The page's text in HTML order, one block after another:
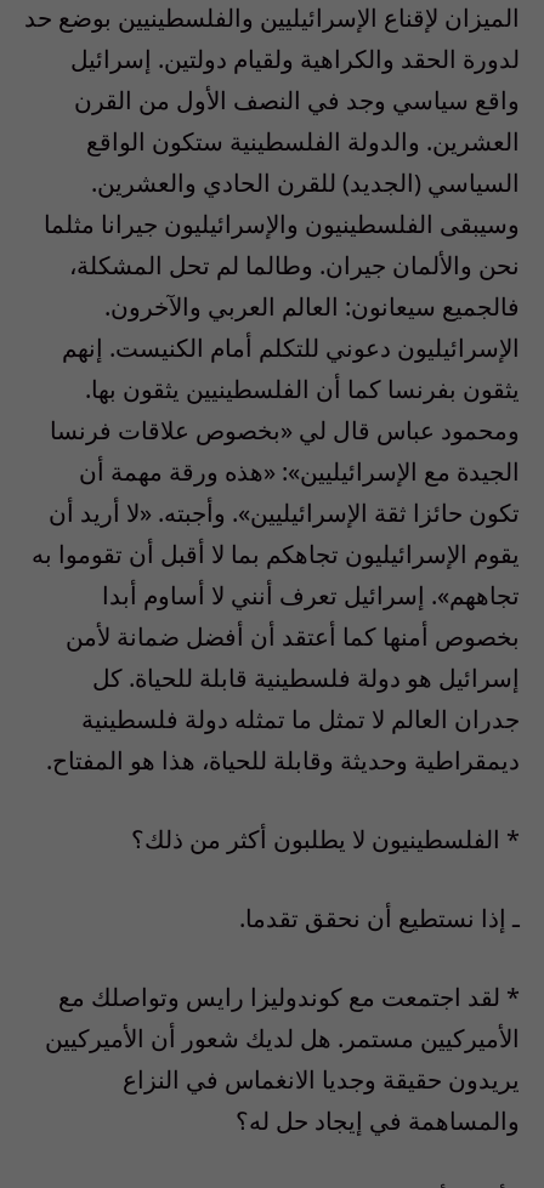
الميزان لإقناع الإسرائيليين والفلسطينيين بوضع حد
لدورة الحقد والكراهية ولقيام دولتين. إسرائيل
واقع سياسي وجد في النصف الأول من القرن
العشرين. والدولة الفلسطينية ستكون الواقع
السياسي (الجديد) للقرن الحادي والعشرين.
وسيبقى الفلسطينيون والإسرائيليون جيرانا مثلما
نحن والألمان جيران. وطالما لم تحل المشكلة،
فالجميع سيعانون: العالم العربي والآخرون.
الإسرائيليون دعوني للتكلم أمام الكنيست. إنهم
يثقون بفرنسا كما أن الفلسطينيين يثقون بها.
ومحمود عباس قال لي «بخصوص علاقات فرنسا
الجيدة مع الإسرائيليين»: «هذه ورقة مهمة أن
تكون حائزا ثقة الإسرائيليين». وأجبته. «لا أريد أن
يقوم الإسرائيليون تجاهكم بما لا أقبل أن تقوموا به
تجاههم». إسرائيل تعرف أنني لا أساوم أبدا
بخصوص أمنها كما أعتقد أن أفضل ضمانة لأمن
إسرائيل هو دولة فلسطينية قابلة للحياة. كل
جدران العالم لا تمثل ما تمثله دولة فلسطينية
ديمقراطية وحديثة وقابلة للحياة، هذا هو المفتاح.
* الفلسطينيون لا يطلبون أكثر من ذلك؟
ـ إذا نستطيع أن نحقق تقدما.
* لقد اجتمعت مع كوندوليزا رايس وتواصلك مع
الأميركيين مستمر. هل لديك شعور أن الأميركيين
يريدون حقيقة وجديا الانغماس في النزاع
والمساهمة في إيجاد حل له؟